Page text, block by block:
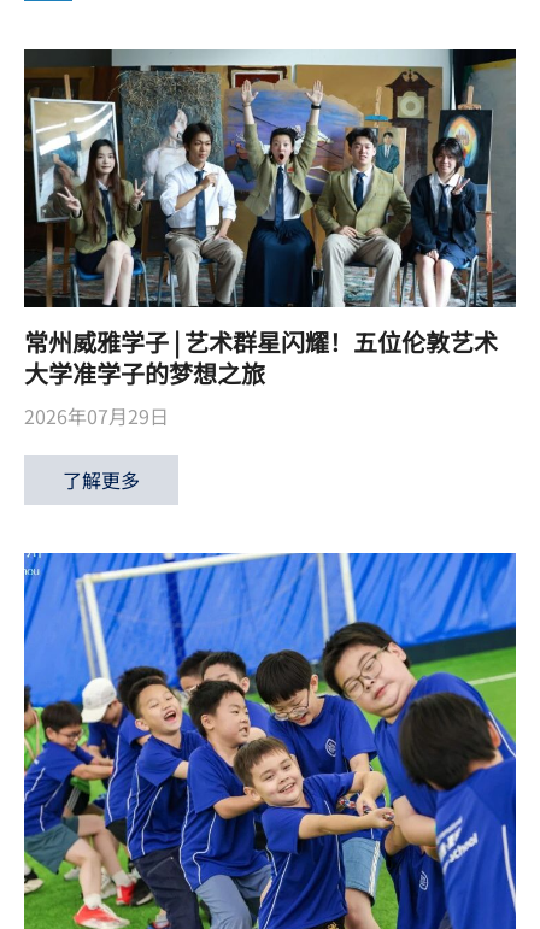
常州威雅学子 | 艺术群星闪耀！五位伦敦艺术
大学准学子的梦想之旅
2026年07月29日
了解更多